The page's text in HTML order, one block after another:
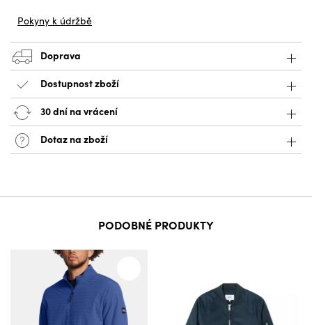
Pokyny k údržbě
Doprava
Dostupnost zboží
30 dní na vrácení
Dotaz na zboží
PODOBNÉ PRODUKTY